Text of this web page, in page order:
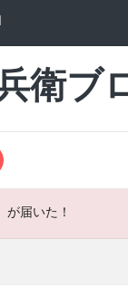
衛ブ
が届いた！